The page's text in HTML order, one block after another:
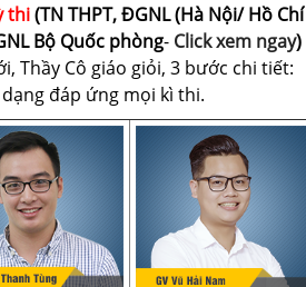
thi(TN THPT, ĐGNL (Hà Nội/ Hồ Chí
Bộ Quốc phòng- Click xem ngay)
Thầy Cô giáo giỏi, 3 bước chi tiết:
đáp ứng mọi kì thi.